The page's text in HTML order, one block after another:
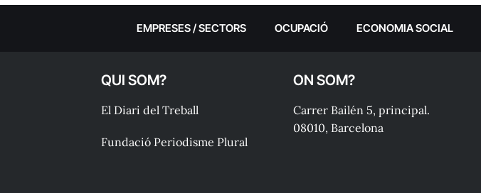
EMPRESES / SECTORS OCUPACIÓ ECONOMIA SOCIAL
QUI SOM?
El Diari del Treball
Fundació Periodisme Plural
ON SOM?
Carrer Bailén 5, principal.
08010, Barcelona